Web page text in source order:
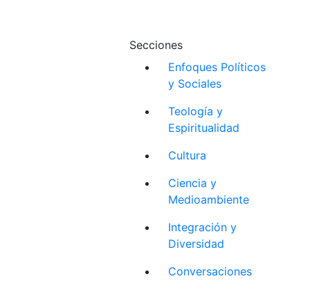
Secciones
Enfoques Políticos
y Sociales
Teología y
Espiritualidad
Cultura
Ciencia y
Medioambiente
Integración y
Diversidad
Conversaciones